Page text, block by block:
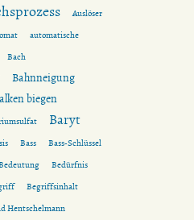
Auslöser
automatische
Bach
Bahnneigung
biegen
Baryt
Bass
Bass-Schlüssel
Bedürfnis
Begriffsinhalt
Hentschelmann